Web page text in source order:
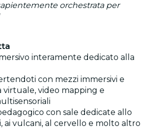
orchestrata per
interamente dedicato alla
con mezzi immersivi e
virtuale, video mapping e
con sale dedicate allo
ai vulcani, al cervello e molto altro